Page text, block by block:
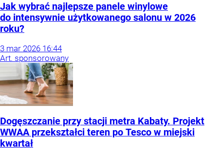
Jak wybrać najlepsze panele winylowe
do intensywnie użytkowanego salonu w 2026
roku?
3 mar 2026 16:44
Art. sponsorowany
Dogęszczanie przy stacji metra Kabaty. Projekt
WWAA przekształci teren po Tesco w miejski
kwartał